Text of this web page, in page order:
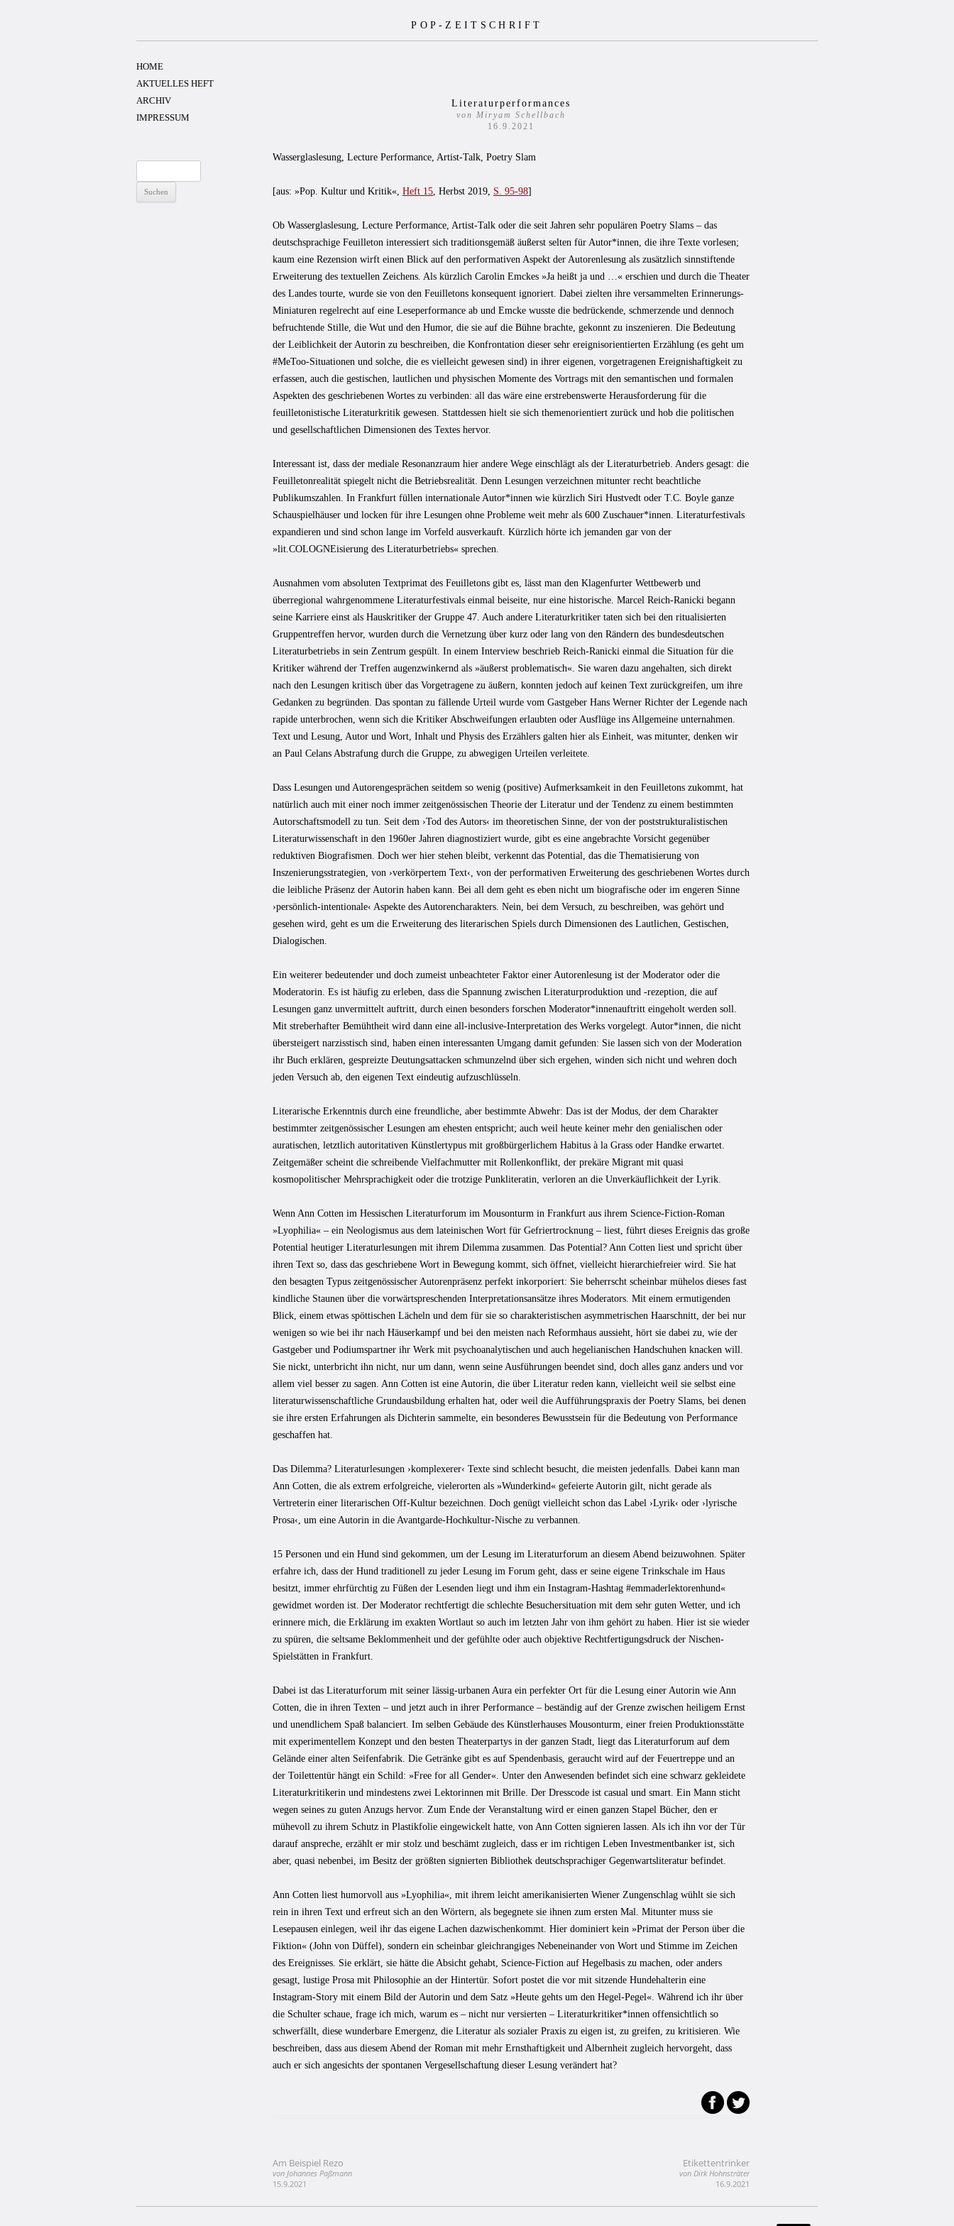
POP-ZEITSCHRIFT
Literaturperformances
von Miryam Schellbach
16.9.2021
Wasserglaslesung, Lecture Performance, Artist-Talk, Poetry Slam
[aus: »Pop. Kultur und Kritik«, Heft 15 , Herbst 2019, S. 95-98]
Ob Wasserglaslesung, Lecture Performance, Artist-Talk oder die seit Jahren sehr populären Poetry Slams – das
deutschsprachige Feuilleton interessiert sich traditionsgemäß äußerst selten für Autor*innen, die ihre Texte vorlesen;
kaum eine Rezension wirft einen Blick auf den performativen Aspekt der Autorenlesung als zusätzlich sinnstiftende
Erweiterung des textuellen Zeichens. Als kürzlich Carolin Emckes »Ja heißt ja und …« erschien und durch die Theater
des Landes tourte, wurde sie von den Feuilletons konsequent ignoriert. Dabei zielten ihre versammelten Erinnerungs-
Miniaturen regelrecht auf eine Leseperformance ab und Emcke wusste die bedrückende, schmerzende und dennoch
befruchtende Stille, die Wut und den Humor, die sie auf die Bühne brachte, gekonnt zu inszenieren. Die Bedeutung
der Leiblichkeit der Autorin zu beschreiben, die Konfrontation dieser sehr ereignisorientierten Erzählung (es geht um
#MeToo-Situationen und solche, die es vielleicht gewesen sind) in ihrer eigenen, vorgetragenen Ereignishaftigkeit zu
erfassen, auch die gestischen, lautlichen und physischen Momente des Vortrags mit den semantischen und formalen
Aspekten des geschriebenen Wortes zu verbinden: all das wäre eine erstrebenswerte Herausforderung für die
feuilletonistische Literaturkritik gewesen. Stattdessen hielt sie sich themenorientiert zurück und hob die politischen
und gesellschaftlichen Dimensionen des Textes hervor.
Interessant ist, dass der mediale Resonanzraum hier andere Wege einschlägt als der Literaturbetrieb. Anders gesagt: die
Feuilletonrealität spiegelt nicht die Betriebsrealität. Denn Lesungen verzeichnen mitunter recht beachtliche
Publikumszahlen. In Frankfurt füllen internationale Autor*innen wie kürzlich Siri Hustvedt oder T.C. Boyle ganze
Schauspielhäuser und locken für ihre Lesungen ohne Probleme weit mehr als 600 Zuschauer*innen. Literaturfestivals
expandieren und sind schon lange im Vorfeld ausverkauft. Kürzlich hörte ich jemanden gar von der
»lit.COLOGNEisierung des Literaturbetriebs« sprechen.
Ausnahmen vom absoluten Textprimat des Feuilletons gibt es, lässt man den Klagenfurter Wettbewerb und
überregional wahrgenommene Literaturfestivals einmal beiseite, nur eine historische. Marcel Reich-Ranicki begann
seine Karriere einst als Hauskritiker der Gruppe 47. Auch andere Literaturkritiker taten sich bei den ritualisierten
Gruppentreffen hervor, wurden durch die Vernetzung über kurz oder lang von den Rändern des bundesdeutschen
Literaturbetriebs in sein Zentrum gespült. In einem Interview beschrieb Reich-Ranicki einmal die Situation für die
Kritiker während der Treffen augenzwinkernd als »äußerst problematisch«. Sie waren dazu angehalten, sich direkt
nach den Lesungen kritisch über das Vorgetragene zu äußern, konnten jedoch auf keinen Text zurückgreifen, um ihre
Gedanken zu begründen. Das spontan zu fällende Urteil wurde vom Gastgeber Hans Werner Richter der Legende nach
rapide unterbrochen, wenn sich die Kritiker Abschweifungen erlaubten oder Ausflüge ins Allgemeine unternahmen.
Text und Lesung, Autor und Wort, Inhalt und Physis des Erzählers galten hier als Einheit, was mitunter, denken wir
an Paul Celans Abstrafung durch die Gruppe, zu abwegigen Urteilen verleitete.
Dass Lesungen und Autorengesprächen seitdem so wenig (positive) Aufmerksamkeit in den Feuilletons zukommt, hat
natürlich auch mit einer noch immer zeitgenössischen Theorie der Literatur und der Tendenz zu einem bestimmten
Autorschaftsmodell zu tun. Seit dem ›Tod des Autors‹ im theoretischen Sinne, der von der poststrukturalistischen
Literaturwissenschaft in den 1960er Jahren diagnostiziert wurde, gibt es eine angebrachte Vorsicht gegenüber
reduktiven Biografismen. Doch wer hier stehen bleibt, verkennt das Potential, das die Thematisierung von
Inszenierungsstrategien, von ›verkörpertem Text‹, von der performativen Erweiterung des geschriebenen Wortes durch
die leibliche Präsenz der Autorin haben kann. Bei all dem geht es eben nicht um biografische oder im engeren Sinne
›persönlich-intentionale‹ Aspekte des Autorencharakters. Nein, bei dem Versuch, zu beschreiben, was gehört und
gesehen wird, geht es um die Erweiterung des literarischen Spiels durch Dimensionen des Lautlichen, Gestischen,
Dialogischen.
Ein weiterer bedeutender und doch zumeist unbeachteter Faktor einer Autorenlesung ist der Moderator oder die
Moderatorin. Es ist häufig zu erleben, dass die Spannung zwischen Literaturproduktion und -rezeption, die auf
Lesungen ganz unvermittelt auftritt, durch einen besonders forschen Moderator*innenauftritt eingeholt werden soll.
Mit streberhafter Bemühtheit wird dann eine all-inclusive-Interpretation des Werks vorgelegt. Autor*innen, die nicht
übersteigert narzisstisch sind, haben einen interessanten Umgang damit gefunden: Sie lassen sich von der Moderation
ihr Buch erklären, gespreizte Deutungsattacken schmunzelnd über sich ergehen, winden sich nicht und wehren doch
jeden Versuch ab, den eigenen Text eindeutig aufzuschlüsseln.
Literarische Erkenntnis durch eine freundliche, aber bestimmte Abwehr: Das ist der Modus, der dem Charakter
bestimmter zeitgenössischer Lesungen am ehesten entspricht; auch weil heute keiner mehr den genialischen oder
auratischen, letztlich autoritativen Künstlertypus mit großbürgerlichem Habitus à la Grass oder Handke erwartet.
Zeitgemäßer scheint die schreibende Vielfachmutter mit Rollenkonflikt, der prekäre Migrant mit quasi
kosmopolitischer Mehrsprachigkeit oder die trotzige Punkliteratin, verloren an die Unverkäuflichkeit der Lyrik.
Wenn Ann Cotten im Hessischen Literaturforum im Mousonturm in Frankfurt aus ihrem Science-Fiction-Roman
»Lyophilia« – ein Neologismus aus dem lateinischen Wort für Gefriertrocknung – liest, führt dieses Ereignis das große
Potential heutiger Literaturlesungen mit ihrem Dilemma zusammen. Das Potential? Ann Cotten liest und spricht über
ihren Text so, dass das geschriebene Wort in Bewegung kommt, sich öffnet, vielleicht hierarchiefreier wird. Sie hat
den besagten Typus zeitgenössischer Autorenpräsenz perfekt inkorporiert: Sie beherrscht scheinbar mühelos dieses fast
kindliche Staunen über die vorwärtspreschenden Interpretationsansätze ihres Moderators. Mit einem ermutigenden
Blick, einem etwas spöttischen Lächeln und dem für sie so charakteristischen asymmetrischen Haarschnitt, der bei nur
wenigen so wie bei ihr nach Häuserkampf und bei den meisten nach Reformhaus aussieht, hört sie dabei zu, wie der
Gastgeber und Podiumspartner ihr Werk mit psychoanalytischen und auch hegelianischen Handschuhen knacken will.
Sie nickt, unterbricht ihn nicht, nur um dann, wenn seine Ausführungen beendet sind, doch alles ganz anders und vor
allem viel besser zu sagen. Ann Cotten ist eine Autorin, die über Literatur reden kann, vielleicht weil sie selbst eine
literaturwissenschaftliche Grundausbildung erhalten hat, oder weil die Aufführungspraxis der Poetry Slams, bei denen
sie ihre ersten Erfahrungen als Dichterin sammelte, ein besonderes Bewusstsein für die Bedeutung von Performance
geschaffen hat.
Das Dilemma? Literaturlesungen ›komplexerer‹ Texte sind schlecht besucht, die meisten jedenfalls. Dabei kann man
Ann Cotten, die als extrem erfolgreiche, vielerorten als »Wunderkind« gefeierte Autorin gilt, nicht gerade als
Vertreterin einer literarischen Off-Kultur bezeichnen. Doch genügt vielleicht schon das Label ›Lyrik‹ oder ›lyrische
Prosa‹, um eine Autorin in die Avantgarde-Hochkultur-Nische zu verbannen.
15 Personen und ein Hund sind gekommen, um der Lesung im Literaturforum an diesem Abend beizuwohnen. Später
erfahre ich, dass der Hund traditionell zu jeder Lesung im Forum geht, dass er seine eigene Trinkschale im Haus
besitzt, immer ehrfürchtig zu Füßen der Lesenden liegt und ihm ein Instagram-Hashtag #emmaderlektorenhund«
gewidmet worden ist. Der Moderator rechtfertigt die schlechte Besuchersituation mit dem sehr guten Wetter, und ich
erinnere mich, die Erklärung im exakten Wortlaut so auch im letzten Jahr von ihm gehört zu haben. Hier ist sie wieder
zu spüren, die seltsame Beklommenheit und der gefühlte oder auch objektive Rechtfertigungsdruck der Nischen-
Spielstätten in Frankfurt.
Dabei ist das Literaturforum mit seiner lässig-urbanen Aura ein perfekter Ort für die Lesung einer Autorin wie Ann
Cotten, die in ihren Texten – und jetzt auch in ihrer Performance – beständig auf der Grenze zwischen heiligem Ernst
und unendlichem Spaß balanciert. Im selben Gebäude des Künstlerhauses Mousonturm, einer freien Produktionsstätte
mit experimentellem Konzept und den besten Theaterpartys in der ganzen Stadt, liegt das Literaturforum auf dem
Gelände einer alten Seifenfabrik. Die Getränke gibt es auf Spendenbasis, geraucht wird auf der Feuertreppe und an
der Toilettentür hängt ein Schild: »Free for all Gender«. Unter den Anwesenden befindet sich eine schwarz gekleidete
Literaturkritikerin und mindestens zwei Lektorinnen mit Brille. Der Dresscode ist casual und smart. Ein Mann sticht
wegen seines zu guten Anzugs hervor. Zum Ende der Veranstaltung wird er einen ganzen Stapel Bücher, den er
mühevoll zu ihrem Schutz in Plastikfolie eingewickelt hatte, von Ann Cotten signieren lassen. Als ich ihn vor der Tür
darauf anspreche, erzählt er mir stolz und beschämt zugleich, dass er im richtigen Leben Investmentbanker ist, sich
aber, quasi nebenbei, im Besitz der größten signierten Bibliothek deutschsprachiger Gegenwartsliteratur befindet.
Ann Cotten liest humorvoll aus »Lyophilia«, mit ihrem leicht amerikanisierten Wiener Zungenschlag wühlt sie sich
rein in ihren Text und erfreut sich an den Wörtern, als begegnete sie ihnen zum ersten Mal. Mitunter muss sie
Lesepausen einlegen, weil ihr das eigene Lachen dazwischenkommt. Hier dominiert kein »Primat der Person über die
Fiktion« (John von Düffel), sondern ein scheinbar gleichrangiges Nebeneinander von Wort und Stimme im Zeichen
des Ereignisses. Sie erklärt, sie hätte die Absicht gehabt, Science-Fiction auf Hegelbasis zu machen, oder anders
gesagt, lustige Prosa mit Philosophie an der Hintertür. Sofort postet die vor mit sitzende Hundehalterin eine
Instagram-Story mit einem Bild der Autorin und dem Satz »Heute gehts um den Hegel-Pegel«. Während ich ihr über
die Schulter schaue, frage ich mich, warum es – nicht nur versierten – Literaturkritiker*innen offensichtlich so
schwerfällt, diese wunderbare Emergenz, die Literatur als sozialer Praxis zu eigen ist, zu greifen, zu kritisieren. Wie
beschreiben, dass aus diesem Abend der Roman mit mehr Ernsthaftigkeit und Albernheit zugleich hervorgeht, dass
auch er sich angesichts der spontanen Vergesellschaftung dieser Lesung verändert hat?
Beitragsnavigation
Am Beispiel Rezo
von Johannes Paßmann
15.9.2021
Etikettentrinker
von Dirk Hohnsträter
16.9.2021
HOME
AKTUELLES HEFT
ARCHIV
IMPRESSUM
nach: